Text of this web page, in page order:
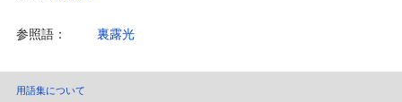
参照語： 裏露光
用語集について